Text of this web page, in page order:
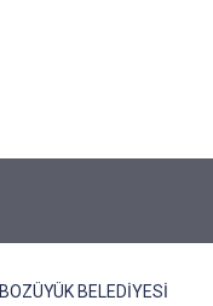
BOZÜYÜK BELEDİYESİ